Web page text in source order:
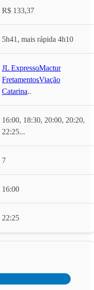
R$ 133,37
5h41, mais rápida 4h10
JL Expresso,Mactur
Fretamentos,Viação
Catarina...
16:00, 18:30, 20:00, 20:20,
22:25...
7
16:00
22:25